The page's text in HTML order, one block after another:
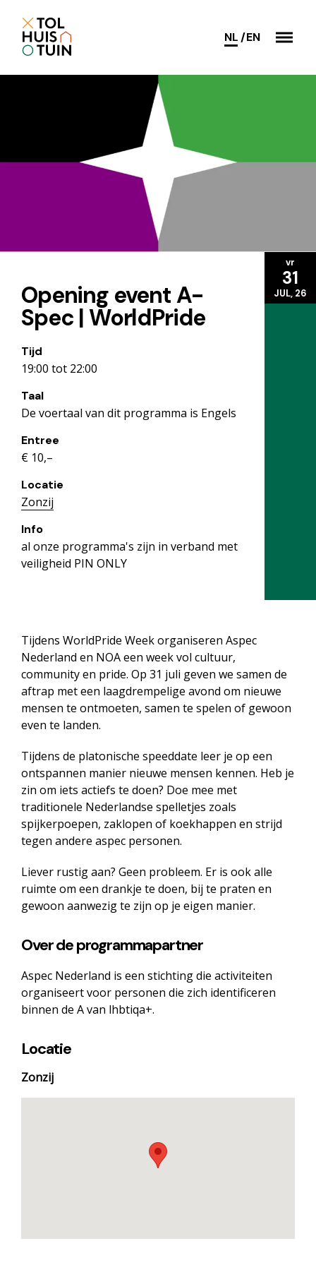
NL EN
vr
31
JUL, 26
Opening event A-
Spec | WorldPride
Tijd
19:00 tot 22:00
Taal
De voertaal van dit programma is Engels
Entree
€ 10,–
Locatie
Zonzij
Info
al onze programma's zijn in verband met
veiligheid PIN ONLY
Tijdens WorldPride Week organiseren Aspec
Nederland en NOA een week vol cultuur,
community en pride. Op 31 juli geven we samen de
aftrap met een laagdrempelige avond om nieuwe
mensen te ontmoeten, samen te spelen of gewoon
even te landen.
Tijdens de platonische speeddate leer je op een
ontspannen manier nieuwe mensen kennen. Heb je
zin om iets actiefs te doen? Doe mee met
traditionele Nederlandse spelletjes zoals
spijkerpoepen, zaklopen of koekhappen en strijd
tegen andere aspec personen.
Liever rustig aan? Geen probleem. Er is ook alle
ruimte om een drankje te doen, bij te praten en
gewoon aanwezig te zijn op je eigen manier.
Over de programmapartner
Aspec Nederland is een stichting die activiteiten
organiseert voor personen die zich identificeren
binnen de A van lhbtiqa+.
Locatie
Zonzij